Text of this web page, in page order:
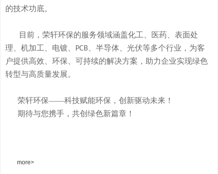
的技术功底。
目前，荣轩环保的服务领域涵盖化工、医药、表面处
理、机加工、电镀、
PCB
、半导体、光伏等多个行业，为客
户提供高效、环保、可持续的解决方案，助力企业实现绿色
转型与高质量发展。
荣轩环保——科技赋能环保，创新驱动未来！
期待与您携手，共创绿色新篇章！
more>